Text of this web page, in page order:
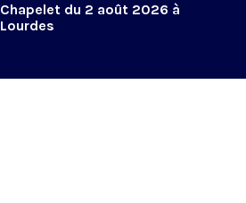
Chapelet du 2 août 2026 à
Lourdes